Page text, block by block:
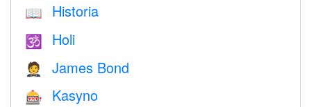
📖 Historia
🕉 Holi
🤵 James Bond
🎰 Kasyno